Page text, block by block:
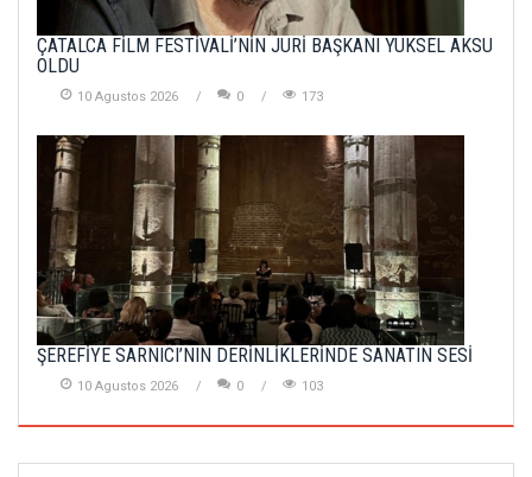
ÇATALCA FİLM FESTİVALİ’NİN JÜRİ BAŞKANI YÜKSEL AKSU
OLDU
10 Agustos 2026 0 173
ŞEREFİYE SARNICI’NIN DERİNLİKLERİNDE SANATIN SESİ
10 Agustos 2026 0 103